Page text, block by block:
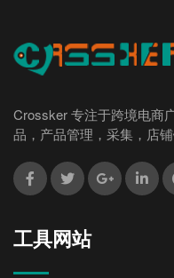
Crossker 专注于跨境电商
品，产品管理，采集，店
工具网站